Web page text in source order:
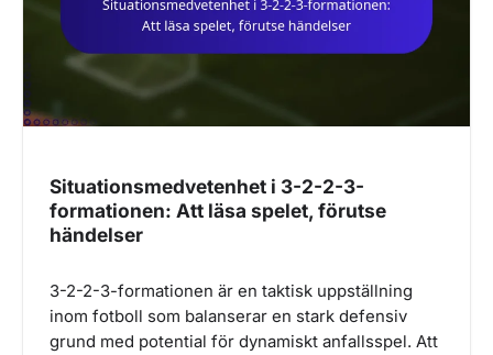
Situationsmedvetenhet i 3-2-2-3-
formationen: Att läsa spelet, förutse
händelser
3-2-2-3-formationen är en taktisk uppställning
inom fotboll som balanserar en stark defensiv
grund med potential för dynamiskt anfallsspel. Att